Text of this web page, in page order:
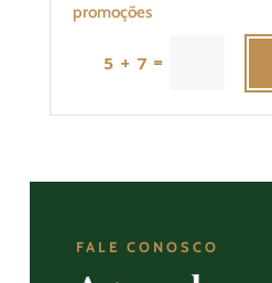
promoções
5 + 7 =
FALE CONOSCO